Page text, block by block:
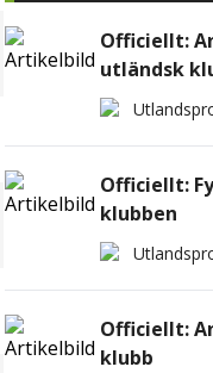
Officiellt:
utländsk
Officiellt:
klubben
Officiellt:
klubb